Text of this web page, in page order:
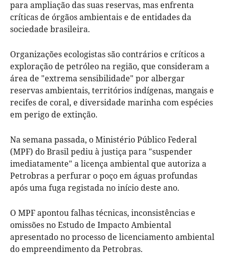
para ampliação das suas reservas, mas enfrenta
críticas de órgãos ambientais e de entidades da
sociedade brasileira.
Organizações ecologistas são contrários e críticos a
exploração de petróleo na região, que consideram a
área de "extrema sensibilidade" por albergar
reservas ambientais, territórios indígenas, mangais e
recifes de coral, e diversidade marinha com espécies
em perigo de extinção.
Na semana passada, o Ministério Público Federal
(MPF) do Brasil pediu à justiça para "suspender
imediatamente" a licença ambiental que autoriza a
Petrobras a perfurar o poço em águas profundas
após uma fuga registada no início deste ano.
O MPF apontou falhas técnicas, inconsistências e
omissões no Estudo de Impacto Ambiental
apresentado no processo de licenciamento ambiental
do empreendimento da Petrobras.